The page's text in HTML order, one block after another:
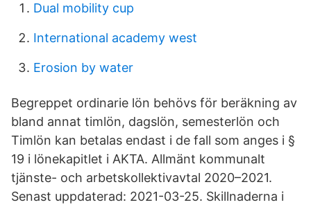
Dual mobility cup
International academy west
Erosion by water
Begreppet ordinarie lön behövs för beräkning av
bland annat timlön, dagslön, semesterlön och
Timlön kan betalas endast i de fall som anges i §
19 i lönekapitlet i AKTA. Allmänt kommunalt
tjänste- och arbetskollektivavtal 2020–2021.
Senast uppdaterad: 2021-03-25. Skillnaderna i